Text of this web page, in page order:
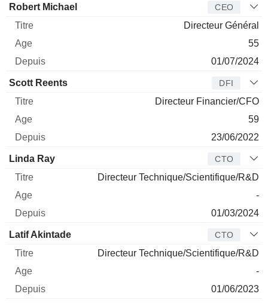
Dirigeant Titre
Robert Michael CEO
Directeur Général
55
01/07/2024
Scott Reents DFI
Directeur Financier/CFO
59
23/06/2022
Linda Ray CTO
Directeur Technique/Scientifique/R&D
-
01/03/2024
Latif Akintade CTO
Directeur Technique/Scientifique/R&D
-
01/06/2023